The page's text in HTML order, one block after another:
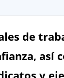
de
así
y